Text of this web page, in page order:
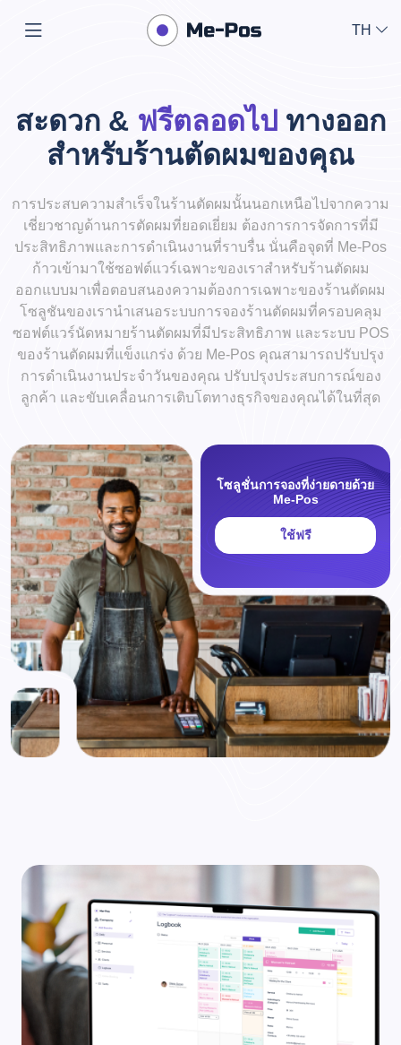
TH
สะดวก & ฟรีตลอดไป ทางออก
สำหรับร้านตัดผมของคุณ
การประสบความสำเร็จในร้านตัดผมนั้นนอกเหนือไปจากความ
เชี่ยวชาญด้านการตัดผมที่ยอดเยี่ยม ต้องการการจัดการที่มี
ประสิทธิภาพและการดำเนินงานที่ราบรื่น นั่นคือจุดที่ Me-Pos
ก้าวเข้ามาใช้ซอฟต์แวร์เฉพาะของเราสำหรับร้านตัดผม
ออกแบบมาเพื่อตอบสนองความต้องการเฉพาะของร้านตัดผม
โซลูชันของเรานำเสนอระบบการจองร้านตัดผมที่ครอบคลุม
ซอฟต์แวร์นัดหมายร้านตัดผมที่มีประสิทธิภาพ และระบบ POS
ของร้านตัดผมที่แข็งแกร่ง ด้วย Me-Pos คุณสามารถปรับปรุง
การดำเนินงานประจำวันของคุณ ปรับปรุงประสบการณ์ของ
ลูกค้า และขับเคลื่อนการเติบโตทางธุรกิจของคุณได้ในที่สุด
โซลูชั่นการจองที่ง่ายดายด้วย
Me-Pos
ใช้ฟรี